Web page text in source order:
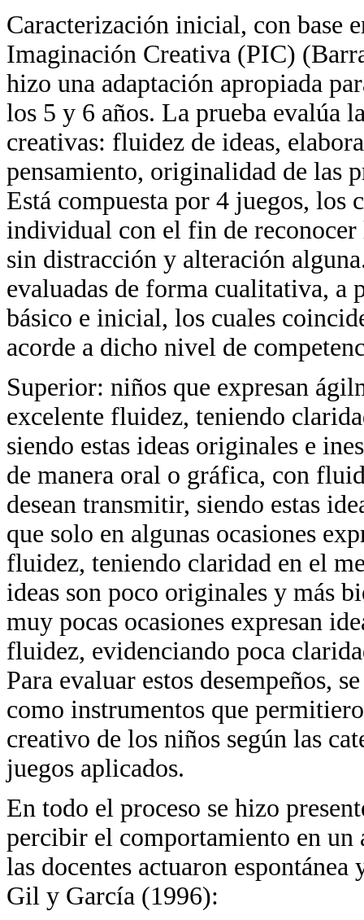
Caracterización inicial, con base
Imaginación Creativa (PIC)
hizo una adaptación apropiada
los 5 y 6 años. La prueba evalúa
creativas: fluidez de ideas,
pensamiento, originalidad de las
Está compuesta por 4 juegos, los
individual con el fin de reconocer
sin distracción y alteración
evaluadas de forma cualitativa, a
básico e inicial, los cuales
acorde a dicho nivel de
Superior: niños que expresan
excelente fluidez, teniendo
siendo estas ideas originales e
de manera oral o gráfica, con
desean transmitir, siendo estas
que solo en algunas ocasiones
fluidez, teniendo claridad en el
ideas son poco originales y más
muy pocas ocasiones expresan
fluidez, evidenciando poca
Para evaluar estos desempeños,
como instrumentos que
creativo de los niños según las
juegos aplicados.
En todo el proceso se hizo
percibir el comportamiento en un
las docentes actuaron
Gil y García (1996):